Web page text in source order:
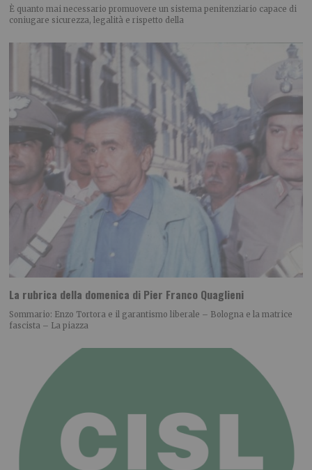
È quanto mai necessario promuovere un sistema penitenziario capace di
coniugare sicurezza, legalità e rispetto della
La rubrica della domenica di Pier Franco Quaglieni
Sommario: Enzo Tortora e il garantismo liberale – Bologna e la matrice
fascista – La piazza